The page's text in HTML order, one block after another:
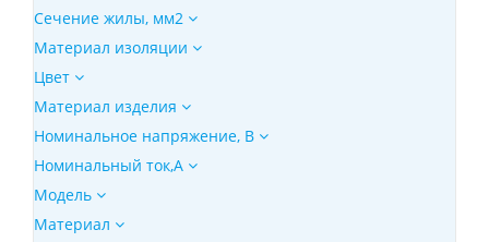
Сечение жилы, мм2
Материал изоляции
Цвет
Материал изделия
Номинальное напряжение, В
Номинальный ток,А
Модeль
Материал